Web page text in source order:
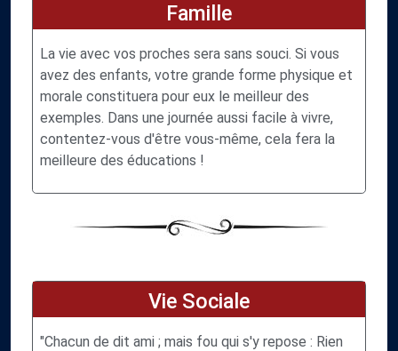
Famille
La vie avec vos proches sera sans souci. Si vous
avez des enfants, votre grande forme physique et
morale constituera pour eux le meilleur des
exemples. Dans une journée aussi facile à vivre,
contentez-vous d'être vous-même, cela fera la
meilleure des éducations !
Vie Sociale
"Chacun de dit ami ; mais fou qui s'y repose : Rien